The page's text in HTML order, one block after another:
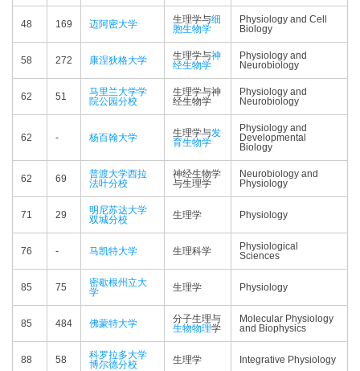
48 169 迈阿密大学 生理学与细
胞生物学
Physiology and Cell
Biology
58 272 康涅狄格大学 生理学与神
经生物学
Physiology and
Neurobiology
62 51
马里兰大学学
院公园分校
生理学与神
经生物学
Physiology and
Neurobiology
62 - 杨百翰大学 生理学与发
育生物学
Physiology and
Developmental
Biology
62 69
普渡大学西拉
法叶分校
神经生物学
与生理学
Neurobiology and
Physiology
71 29
明尼苏达大学
双城分校
生理学 Physiology
76 - 马凯特大学 生理科学
Physiological
Sciences
85 75
密歇根州立大
学
生理学 Physiology
85 484 佛蒙特大学
分子生理与
生物物理学
Molecular Physiology
and Biophysics
88 58
科罗拉多大学
博尔德分校
生理学 Integrative Physiology